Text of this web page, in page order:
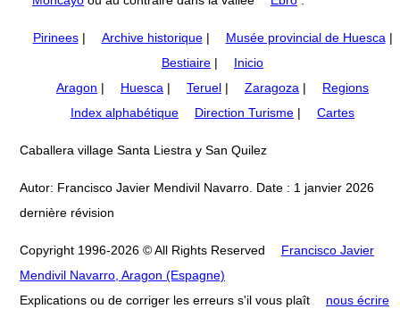
Pirinees| Archive historique| Musée provincial de Huesca |
Bestiaire |
Inicio
Aragon | Huesca | Teruel | Zaragoza |
Regions
Index alphabétique
Direction Turisme | Cartes
Caballera village Santa Liestra y San Quilez
Autor: Francisco Javier Mendivil Navarro. Date : 1 janvier 2026
dernière révision
Copyright 1996-2026 © All Rights Reserved
Francisco Javier
Mendivil Navarro, Aragon (Espagne)
Explications ou de corriger les erreurs s'il vous plaît
nous écrire